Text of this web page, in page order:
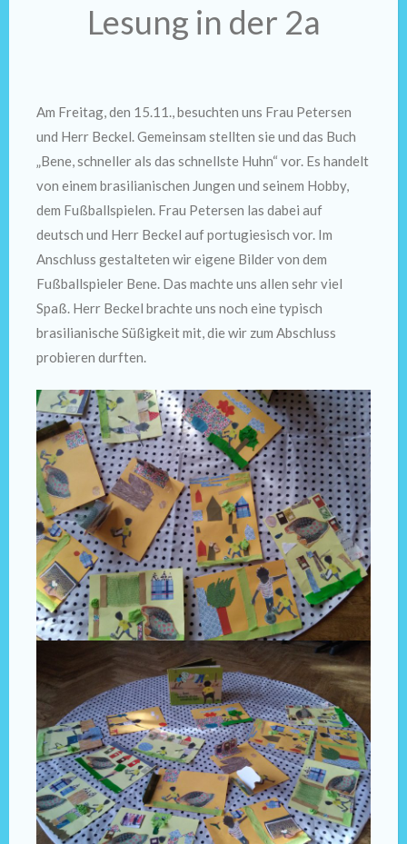
Lesung in der 2a
Am Freitag, den 15.11., besuchten uns Frau Petersen
und Herr Beckel. Gemeinsam stellten sie und das Buch
„Bene, schneller als das schnellste Huhn“ vor. Es handelt
von einem brasilianischen Jungen und seinem Hobby,
dem Fußballspielen. Frau Petersen las dabei auf
deutsch und Herr Beckel auf portugiesisch vor. Im
Anschluss gestalteten wir eigene Bilder von dem
Fußballspieler Bene. Das machte uns allen sehr viel
Spaß. Herr Beckel brachte uns noch eine typisch
brasilianische Süßigkeit mit, die wir zum Abschluss
probieren durften.